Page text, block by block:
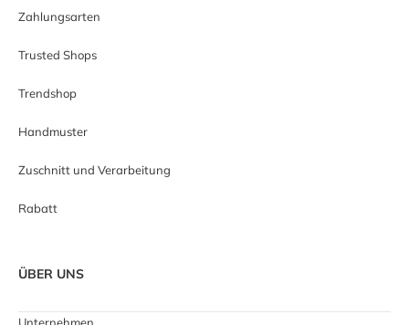
Zahlungsarten
Trusted Shops
Trendshop
Handmuster
Zuschnitt und Verarbeitung
Rabatt
ÜBER UNS